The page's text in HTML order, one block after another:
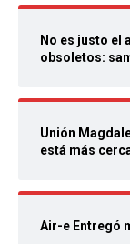
No es justo el
obsoletos:
Unión
está más
Air-e Entregó